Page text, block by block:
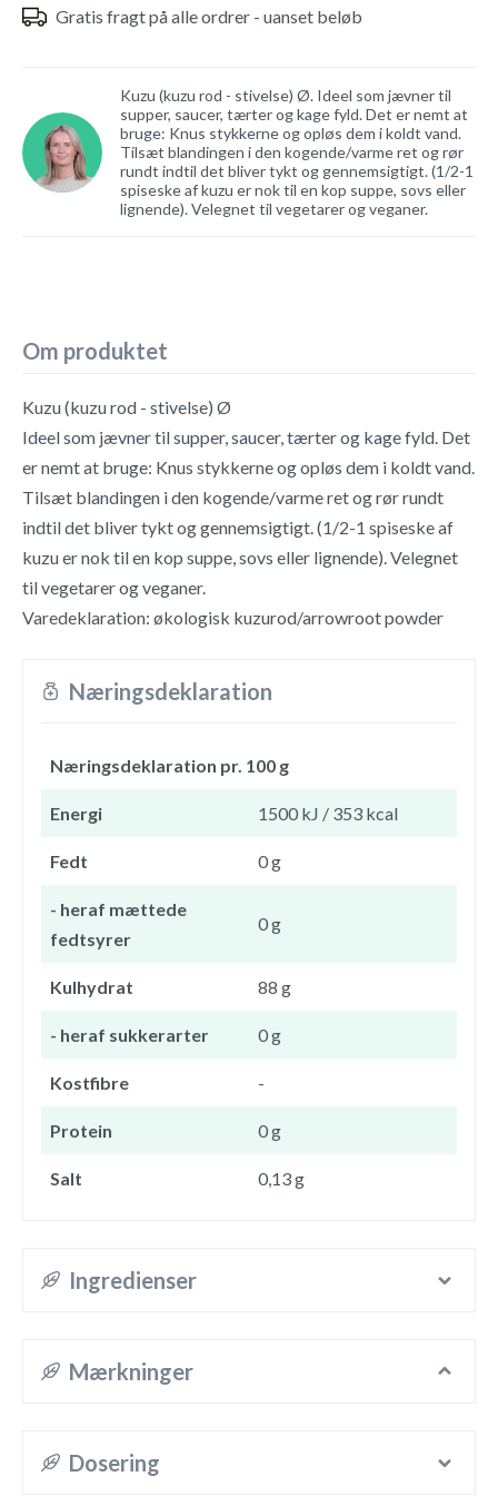
Gratis fragt på alle ordrer - uanset beløb
Kuzu (kuzu rod - stivelse) Ø. Ideel som jævner til
supper, saucer, tærter og kage fyld. Det er nemt at
bruge: Knus stykkerne og opløs dem i koldt vand.
Tilsæt blandingen i den kogende/varme ret og rør
rundt indtil det bliver tykt og gennemsigtigt. (1/2-1
spiseske af kuzu er nok til en kop suppe, sovs eller
lignende). Velegnet til vegetarer og veganer.
Om produktet
Kuzu (kuzu rod - stivelse) Ø
Ideel som jævner til supper, saucer, tærter og kage fyld. Det
er nemt at bruge: Knus stykkerne og opløs dem i koldt vand.
Tilsæt blandingen i den kogende/varme ret og rør rundt
indtil det bliver tykt og gennemsigtigt. (1/2-1 spiseske af
kuzu er nok til en kop suppe, sovs eller lignende). Velegnet
til vegetarer og veganer.
Varedeklaration: økologisk kuzurod/arrowroot powder
Næringsdeklaration
Næringsdeklaration pr. 100 g
Energi 1500 kJ / 353 kcal
Fedt 0 g
- heraf mættede
fedtsyrer
0 g
Kulhydrat 88 g
- heraf sukkerarter 0 g
Kostfibre -
Protein 0 g
Salt 0,13 g
Ingredienser
Mærkninger
Dosering